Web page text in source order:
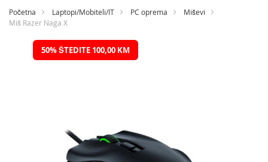
sadržaj
Početna Laptopi/Mobiteli/IT PC oprema
Miševi
Miš Razer Naga X
Preskočite50% ŠTEDITE 100,00 KM